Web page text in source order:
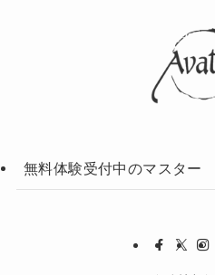
無料体験受付中のマスター